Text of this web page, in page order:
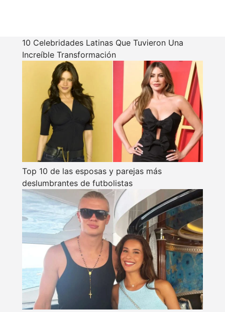
10 Celebridades Latinas Que Tuvieron Una
Increíble Transformación
Top 10 de las esposas y parejas más
deslumbrantes de futbolistas